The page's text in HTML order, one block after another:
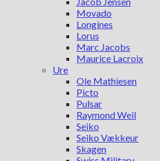
Movado
Longines
Lorus
Marc Jacobs
Maurice Lacroix
Ure
Ole Mathiesen
Picto
Pulsar
Raymond Weil
Seiko
Seiko Vækkeur
Skagen